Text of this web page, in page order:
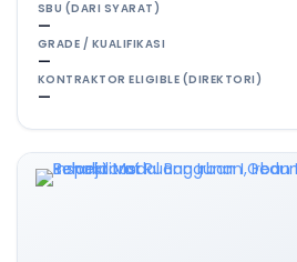
SBU (DARI SYARAT)
—
GRADE / KUALIFIKASI
—
KONTRAKTOR ELIGIBLE (DIREKTORI)
—